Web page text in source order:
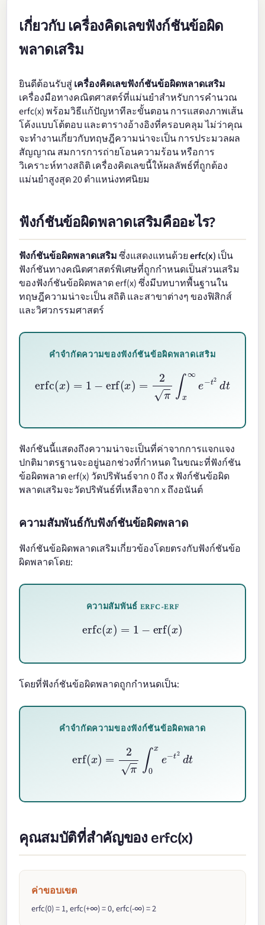
เกี่ยวกับ เครื่องคิดเลขฟังก์ชันข้อผิด
พลาดเสริม
ยินดีต้อนรับสู่เครื่องคิดเลขฟังก์ชันข้อผิดพลาดเสริม
เครื่องมือทางคณิตศาสตร์ที่แม่นยำสำหรับการคำนวณ
erfc(x) พร้อมวิธีแก้ปัญหาทีละขั้นตอน การแสดงภาพเส้น
โค้งแบบโต้ตอบ และตารางอ้างอิงที่ครอบคลุม ไม่ว่าคุณ
จะทำงานเกี่ยวกับทฤษฎีความน่าจะเป็น การประมวลผล
สัญญาณ สมการการถ่ายโอนความร้อน หรือการ
วิเคราะห์ทางสถิติ เครื่องคิดเลขนี้ให้ผลลัพธ์ที่ถูกต้อง
แม่นยำสูงสุด 20 ตำแหน่งทศนิยม
ฟังก์ชันข้อผิดพลาดเสริมคืออะไร?
ฟังก์ชันข้อผิดพลาดเสริมซึ่งแสดงแทนด้วยerfc(x) เป็น
ฟังก์ชันทางคณิตศาสตร์พิเศษที่ถูกกำหนดเป็นส่วนเสริม
ของฟังก์ชันข้อผิดพลาด erf(x) ซึ่งมีบทบาทพื้นฐานใน
ทฤษฎีความน่าจะเป็น สถิติ และสาขาต่างๆ ของฟิสิกส์
และวิศวกรรมศาสตร์
คำจำกัดความของฟังก์ชันข้อผิดพลาดเสริม
x∞ −t2d
ฟังก์ชันนี้แสดงถึงความน่าจะเป็นที่ค่าจากการแจกแจง
ปกติมาตรฐานจะอยู่นอกช่วงที่กำหนด ในขณะที่ฟังก์ชัน
ข้อผิดพลาด erf(x) วัดปริพันธ์จาก 0 ถึง x ฟังก์ชันข้อผิด
พลาดเสริมจะวัดปริพันธ์ที่เหลือจาก x ถึงอนันต์
ความสัมพันธ์กับฟังก์ชันข้อผิดพลาด
ฟังก์ชันข้อผิดพลาดเสริมเกี่ยวข้องโดยตรงกับฟังก์ชันข้อ
ผิดพลาดโดย:
ความสัมพันธ์ ERFC-ERF
erfc( x)= 1 erf(x)
โดยที่ฟังก์ชันข้อผิดพลาดถูกกำหนดเป็น:
คำจำกัดความของฟังก์ชันข้อผิดพลาด
π e−t t
คุณสมบัติที่สำคัญของ erfc(x)
ค่าขอบเขต
erfc(0) = 1, erfc(+∞) = 0, erfc(-∞) = 2